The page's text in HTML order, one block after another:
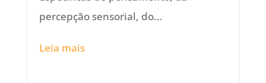
percepção sensorial, do...
Leia mais